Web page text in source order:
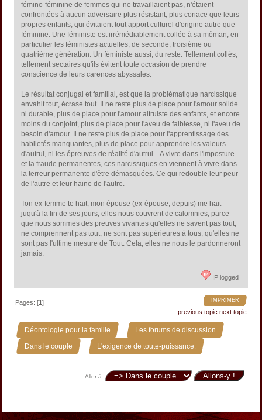
fémino-féminine de femmes qui ne travaillaient pas, n'étaient
confrontées à aucun adversaire plus résistant, plus coriace que leurs
propres enfants, qui évitaient tout apport culturel d'origine autre que
féminine. Une féministe est irrémédiablement collée à sa môman, en
particulier les féministes actuelles, de seconde, troisième ou
quatrième génération. Un féministe aussi, du reste. Tellement collés,
tellement sectaires qu'ils évitent toute occasion de prendre
conscience de leurs carences abyssales.
Le résultat conjugal et familial, est que la problématique narcissique
envahit tout, écrase tout. Il ne reste plus de place pour l'amour solide
ni durable, plus de place pour l'amour altruiste des enfants, et encore
moins du conjoint, plus de place pour l'aveu de faiblesse, ni l'aveu de
besoin d'amour. Il ne reste plus de place pour l'apprentissage des
habiletés manquantes, plus de place pour apprendre les valeurs
d'autrui, ni les épreuves de réalité d'autrui... A vivre dans l'imposture
et la fraude permanentes, ces narcissiques en viennent à vivre dans
la terreur permanente d'être démasquées. Ce qui redouble leur peur
de l'autre et leur haine de l'autre.
Ton ex-femme te hait, mon épouse (ex-épouse, depuis) me hait
juqu'à la fin de ses jours, elles nous couvrent de calomnies, parce
que nous sommes des preuves vivantes qu'elles ne savent pas tout,
ne comprennent pas tout, ne sont pas supérieures à tous, qu'elles ne
sont pas l'ultime mesure de Tout. Cela, elles ne nous le pardonneront
jamais.
IP logged
IMPRIMER
Pages: [1]
previous topic next topic
Déontologie pour la famille » Les forums de discussion »
Dans le couple » L'exigence de toute-puissance.
Aller à: